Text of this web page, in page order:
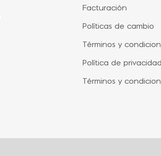
Facturación
Políticas de cambio
Términos y
Política de privacidad
Términos y